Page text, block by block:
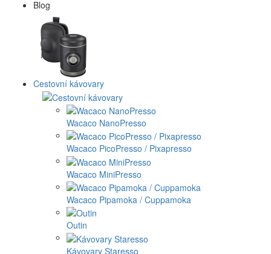
Blog
Cestovní kávovary
Wacaco NanoPresso
Wacaco PicoPresso / Pixapresso
Wacaco MiniPresso
Wacaco Pipamoka / Cuppamoka
Outin
Kávovary Staresso